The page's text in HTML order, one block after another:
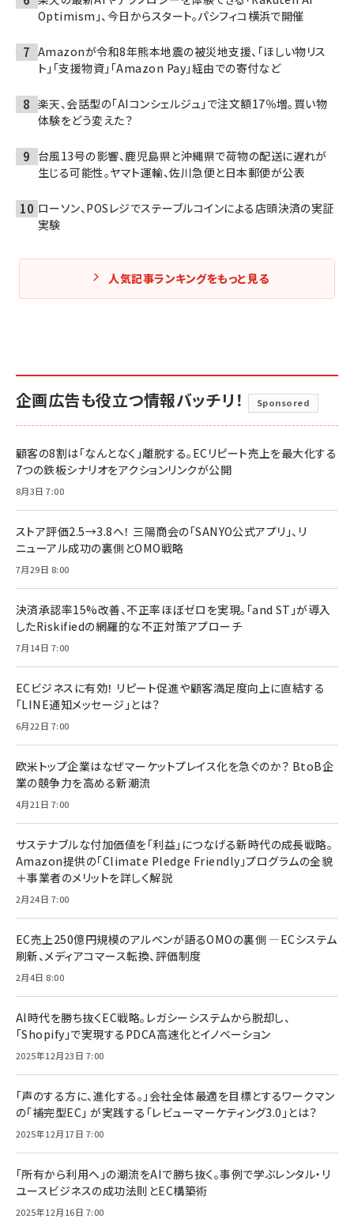
Optimism」、今日からスタート。パシフィコ横浜で開催
Amazonが令和8年熊本地震の被災地支援、「ほしい物リス
ト」「支援物資」「Amazon Pay」経由での寄付など
楽天、会話型の「AIコンシェルジュ」で注文額17％増。買い物
体験をどう変えた？
台風13号の影響、鹿児島県と沖縄県で荷物の配送に遅れが
生じる可能性。ヤマト運輸、佐川急便と日本郵便が公表
ローソン、POSレジでステーブルコインによる店頭決済の実証
実験
人気記事ランキングをもっと見る
企画広告も役立つ情報バッチリ！ Sponsored
顧客の8割は「なんとなく」離脱する。ECリピート売上を最大化する
7つの鉄板シナリオをアクションリンクが公開
8月3日 7:00
ストア評価2.5→3.8へ！ 三陽商会の「SANYO公式アプリ」、リ
ニューアル成功の裏側とOMO戦略
7月29日 8:00
決済承認率15%改善、不正率ほぼゼロを実現。「and ST」が導入
したRiskifiedの網羅的な不正対策アプローチ
7月14日 7:00
ECビジネスに有効！ リピート促進や顧客満足度向上に直結する
「LINE通知メッセージ」とは？
6月22日 7:00
欧米トップ企業はなぜマーケットプレイス化を急ぐのか？ BtoB企
業の競争力を高める新潮流
4月21日 7:00
サステナブルな付加価値を「利益」につなげる新時代の成長戦略。
Amazon提供の「Climate Pledge Friendly」プログラムの全貌
＋事業者のメリットを詳しく解説
2月24日 7:00
EC売上250億円規模のアルペンが語るOMOの裏側 ―ECシステム
刷新、メディアコマース転換、評価制度
2月4日 8:00
AI時代を勝ち抜くEC戦略。レガシーシステムから脱却し、
「Shopify」で実現するPDCA高速化とイノベーション
2025年12月23日 7:00
「声のする方に、進化する。」会社全体最適を目標とするワークマン
の「補完型EC」 が実践する「レビューマーケティング3.0」とは？
2025年12月17日 7:00
「所有から利用へ」の潮流をAIで勝ち抜く。事例で学ぶレンタル・リ
ユースビジネスの成功法則とEC構築術
2025年12月16日 7:00